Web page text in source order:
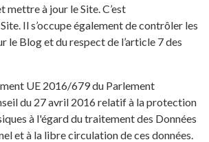
mettre à jour le Site. C’est
Il s’occupe également de contrôler les
le Blog et du respect de l’article 7 des
UE 2016/679 du Parlement
du 27 avril 2016 relatif à la protection
à l'égard du traitement des Données
et à la libre circulation de ces données.